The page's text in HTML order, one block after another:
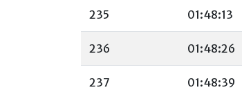
235 01:48:13
236 01:48:26
237 01:48:39